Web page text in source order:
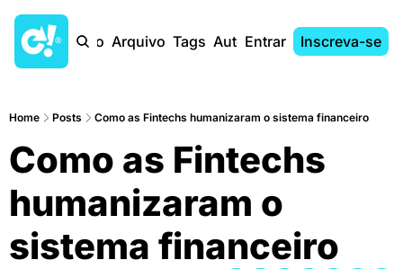
Início Arquivo Tags AutoresEntrar Inscreva-se
Home Posts Como as Fintechs humanizaram o sistema financeiro
Como as Fintechs
humanizaram o
sistema financeiro